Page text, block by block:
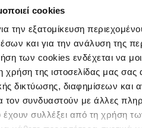
cookies
την εξατομίκευση
και για την ανάλυση της
των cookies ενδέχεται να
χρήση της ιστοσελίδας μας
δικτύωσης, διαφημίσεων και
τον συνδυαστούν με άλλες
έχουν συλλέξει από τη χρήση
F.C.
ΟΜΟΝΟΙΑ
ΛΕΥΚΩΣΙΑΣ
ΑΠΟΕΛ 1 0 ΟΜΟΝΟΙΑ
ΛΕΥΚΩΣΙΑΣ
62'